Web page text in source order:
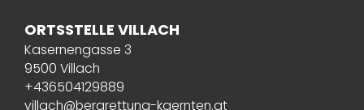
ORTSSTELLE VILLACH
Kasernengasse 3
9500 Villach
+436504129889
villach@bergrettung-kaernten.at